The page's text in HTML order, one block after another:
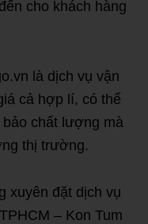
cho khách hàng
là dịch vụ vận
cả hợp lí, có thể
chất lượng mà
thị trường.
xuyên đặt dịch vụ
– Kon Tum